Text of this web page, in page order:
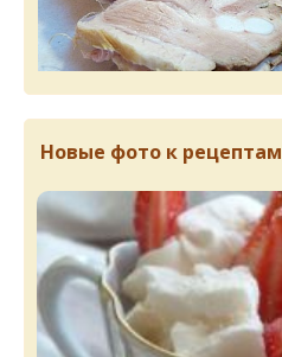
Новые фото к рецептам